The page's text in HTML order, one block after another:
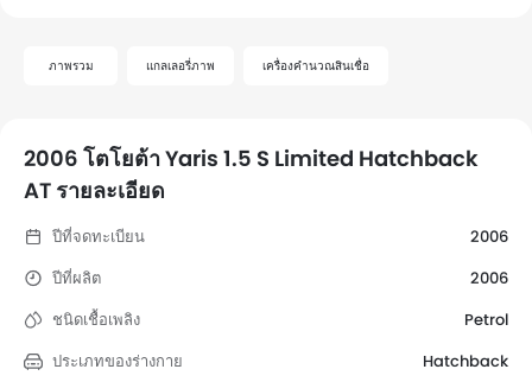
ภาพรวม แกลเลอรี่ภาพ เครื่องคำนวณสินเชื่อ
2006 โตโยต้า Yaris 1.5 S Limited Hatchback
AT รายละเอียด
ปีที่จดทะเบียน
2006
ปีที่ผลิต
2006
ชนิดเชื้อเพลิง
Petrol
ประเภทของร่างกาย
Hatchback